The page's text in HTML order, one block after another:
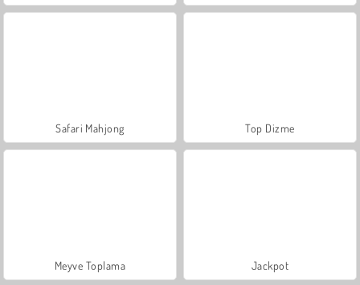
Safari Mahjong Top Dizme
Meyve Toplama Jackpot